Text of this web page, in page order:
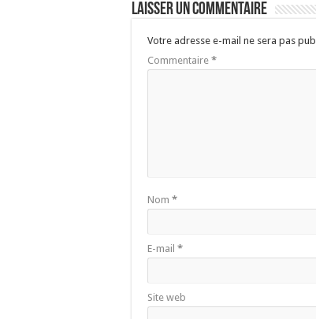
Laisser un commentaire
Votre adresse e-mail ne sera pas
Commentaire *
Nom *
E-mail *
Site web